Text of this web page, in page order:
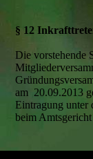
§ 12
Die vorstehende
am 20.09.2013
Eintragung unter
beim